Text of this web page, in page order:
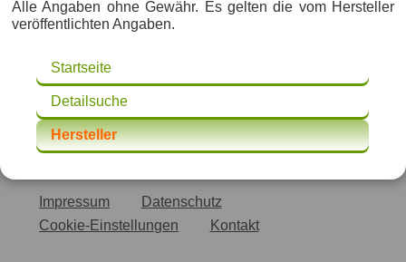
Alle Angaben ohne Gewähr. Es gelten die vom Hersteller
veröffentlichten Angaben.
Startseite
Detailsuche
Hersteller
Impressum
Datenschutz
Cookie-Einstellungen
Kontakt